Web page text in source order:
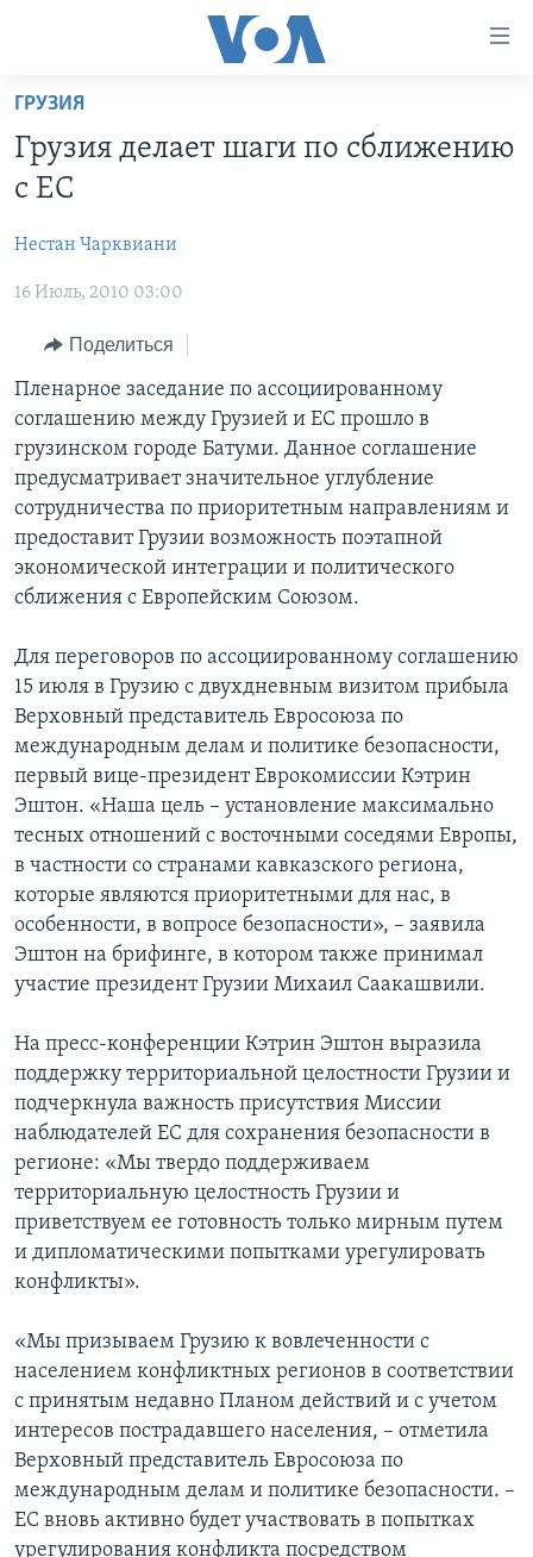
Перейти
основной
контент
навигации
Перейти
поиск
ПРОГРАММЫ
НОВОСТИ ЗА МИНУТУ
ИТОГИ
ПОЧЕМУ ЭТО ВАЖНО?
ДИСКУССИЯ VOA
ДЕТАЛИ
НЬЮ-ЙОРК NEW YORK
АМЕРИКА. БОЛЬШОЕ ПУТЕШЕСТВИЕ
УЧИМ АНГЛИЙСКИЙ
НАША АМЕРИКАНСКАЯ ИСТОРИЯ
А КАК В АМЕРИКЕ?
АРТЕФАКТЫ
АМЕРИКАНСКИЕ ГОРОДКИ
ТЕСТЫ
ЭКСПЕРТИЗА
ИНТЕРВЬЮ
ФАКТЫ ПРОТИВ ФЕЙКОВ
ЗА СВОБОДУ ПРЕССЫ
УЧИМ АНГЛИЙСКИЙ
ВИДЕО
ПОДПИСКА НА НОВОСТИ
Learning English
Языки
ГРУЗИЯ
Грузия делает шаги по сближению
с ЕС
Нестан Чарквиани
16 Июль, 2010 03:00
Поделиться
Пленарное заседание по ассоциированному
соглашению между Грузией и ЕС прошло в
грузинском городе Батуми. Данное соглашение
предусматривает значительное углубление
сотрудничества по приоритетным направлениям и
предоставит Грузии возможность поэтапной
экономической интеграции и политического
сближения с Европейским Союзом.
Для переговоров по ассоциированному соглашению
15 июля в Грузию с двухдневным визитом прибыла
Верховный представитель Евросоюза по
международным делам и политике безопасности,
первый вице-президент Еврокомиссии Кэтрин
Эштон. «Наша цель – установление максимально
тесных отношений с восточными соседями Европы,
в частности со странами кавказского региона,
которые являются приоритетными для нас, в
особенности, в вопросе безопасности», – заявила
Эштон на брифинге, в котором также принимал
участие президент Грузии Михаил Саакашвили.
На пресс-конференции Кэтрин Эштон выразила
поддержку территориальной целостности Грузии и
подчеркнула важность присутствия Миссии
наблюдателей ЕС для сохранения безопасности в
регионе: «Мы твердо поддерживаем
территориальную целостность Грузии и
приветствуем ее готовность только мирным путем
и дипломатическими попытками урегулировать
конфликты».
«Мы призываем Грузию к вовлеченности с
населением конфликтных регионов в соответствии
с принятым недавно Планом действий и с учетом
интересов пострадавшего населения, – отметила
Верховный представитель Евросоюза по
международным делам и политике безопасности. –
ЕС вновь активно будет участвовать в попытках
урегулирования конфликта посредством